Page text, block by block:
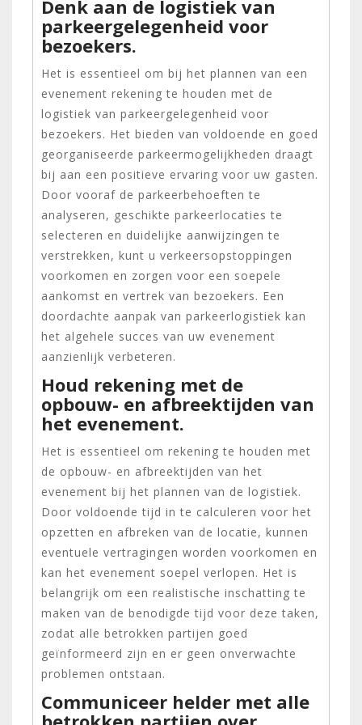
Denk aan de logistiek van
parkeergelegenheid voor
bezoekers.
Het is essentieel om bij het plannen van een
evenement rekening te houden met de
logistiek van parkeergelegenheid voor
bezoekers. Het bieden van voldoende en goed
georganiseerde parkeermogelijkheden draagt
bij aan een positieve ervaring voor uw gasten.
Door vooraf de parkeerbehoeften te
analyseren, geschikte parkeerlocaties te
selecteren en duidelijke aanwijzingen te
verstrekken, kunt u verkeersopstoppingen
voorkomen en zorgen voor een soepele
aankomst en vertrek van bezoekers. Een
doordachte aanpak van parkeerlogistiek kan
het algehele succes van uw evenement
aanzienlijk verbeteren.
Houd rekening met de
opbouw- en afbreektijden van
het evenement.
Het is essentieel om rekening te houden met
de opbouw- en afbreektijden van het
evenement bij het plannen van de logistiek.
Door voldoende tijd in te calculeren voor het
opzetten en afbreken van de locatie, kunnen
eventuele vertragingen worden voorkomen en
kan het evenement soepel verlopen. Het is
belangrijk om een realistische inschatting te
maken van de benodigde tijd voor deze taken,
zodat alle betrokken partijen goed
geïnformeerd zijn en er geen onverwachte
problemen ontstaan.
Communiceer helder met alle